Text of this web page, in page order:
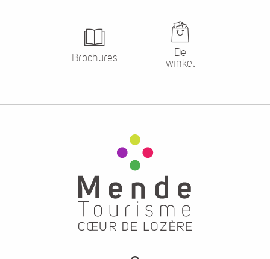
Brochures
De
winkel